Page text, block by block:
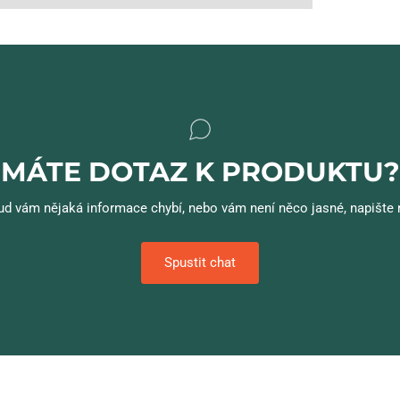
MÁTE DOTAZ K PRODUKTU?
vám nějaká informace chybí, nebo vám není něco jasné, napište
Spustit chat